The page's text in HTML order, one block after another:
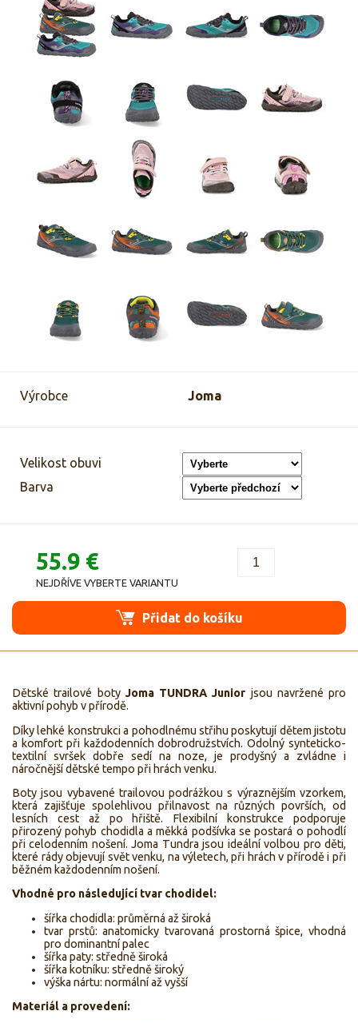
Výrobce Joma
Velikost obuvi
Barva
55.9 €
NEJDŘÍVE VYBERTE VARIANTU
Přidat do košíku
Dětské trailové boty Joma TUNDRA Junior jsou navržené pro
aktivní pohyb v přírodě.
Díky lehké konstrukci a pohodlnému střihu poskytují dětem jistotu
a komfort při každodenních dobrodružstvích. Odolný synteticko-
textilní svršek dobře sedí na noze, je prodyšný a zvládne i
náročnější dětské tempo při hrách venku.
Boty jsou vybavené trailovou podrážkou s výraznějším vzorkem,
která zajišťuje spolehlivou přilnavost na různých površích, od
lesních cest až po hřiště. Flexibilní konstrukce podporuje
přirozený pohyb chodidla a měkká podšívka se postará o pohodlí
při celodenním nošení. Joma Tundra jsou ideální volbou pro děti,
které rády objevují svět venku, na výletech, při hrách v přírodě i při
běžném každodenním nošení.
Vhodné pro následující tvar chodidel:
šířka chodidla: průměrná až široká
tvar prstů: anatomicky tvarovaná prostorná špice, vhodná
pro dominantní palec
šířka paty: středně široká
šířka kotníku: středně široký
výška nártu: normální až vyšší
Materiál a provedení: